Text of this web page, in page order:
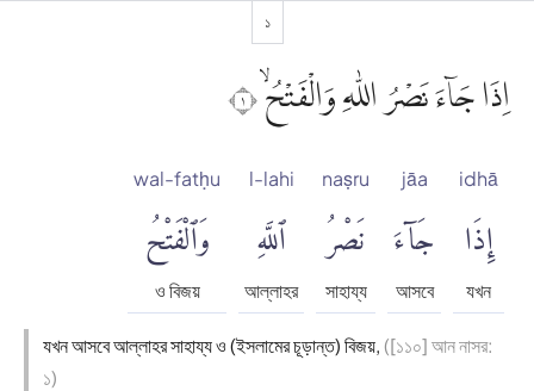
১
اِذَا جَاۤءَ نَصْرُ اللّٰهِ وَالْفَتْحُۙ ١
idhā
إِذَا
যখন
jāa
جَآءَ
আসবে
naṣru
نَصْرُ
সাহায্য
l-lahi
ٱللَّهِ
আল্লাহর
wal-fatḥu
وَٱلْفَتْحُ
ও বিজয়
যখন আসবে আল্লাহর সাহায্য ও (ইসলামের চূড়ান্ত) বিজয়, ([১১০] আন নাসর:
১)